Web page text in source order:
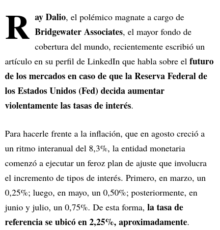
R ay Dalio, el polémico magnate a cargo de
Bridgewater Associates, el mayor fondo de
cobertura del mundo, recientemente escribió un
artículo en su perfil de LinkedIn que habla sobre el futuro
de los mercados en caso de que la Reserva Federal de
los Estados Unidos (Fed) decida aumentar
violentamente las tasas de interés.
Para hacerle frente a la inflación, que en agosto creció a
un ritmo interanual del 8,3%, la entidad monetaria
comenzó a ejecutar un feroz plan de ajuste que involucra
el incremento de tipos de interés. Primero, en marzo, un
0,25%; luego, en mayo, un 0,50%; posteriormente, en
junio y julio, un 0,75%. De esta forma, la tasa de
referencia se ubicó en 2,25%, aproximadamente.